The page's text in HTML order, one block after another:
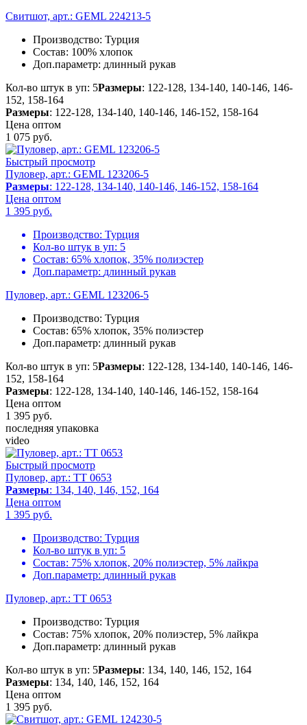
Свитшот, арт.: GEML 224213-5
Производство: Турция
Состав: 100% хлопок
Доп.параметр: длинный рукав
Кол-во штук в уп: 5Размеры: 122-128, 134-140, 140-146, 146-
152, 158-164
Размеры: 122-128, 134-140, 140-146, 146-152, 158-164
Цена оптом
1 075 руб.
Быстрый просмотр
Пуловер, арт.: GEML 123206-5
Размеры: 122-128, 134-140, 140-146, 146-152, 158-164
Цена оптом
1 395 руб.
Производство: Турция
Кол-во штук в уп: 5
Состав: 65% хлопок, 35% полиэстер
Доп.параметр: длинный рукав
Пуловер, арт.: GEML 123206-5
Производство: Турция
Состав: 65% хлопок, 35% полиэстер
Доп.параметр: длинный рукав
Кол-во штук в уп: 5Размеры: 122-128, 134-140, 140-146, 146-
152, 158-164
Размеры: 122-128, 134-140, 140-146, 146-152, 158-164
Цена оптом
1 395 руб.
последняя упаковка
video
Быстрый просмотр
Пуловер, арт.: TT 0653
Размеры: 134, 140, 146, 152, 164
Цена оптом
1 395 руб.
Производство: Турция
Кол-во штук в уп: 5
Состав: 75% хлопок, 20% полиэстер, 5% лайкра
Доп.параметр: длинный рукав
Пуловер, арт.: TT 0653
Производство: Турция
Состав: 75% хлопок, 20% полиэстер, 5% лайкра
Доп.параметр: длинный рукав
Кол-во штук в уп: 5Размеры: 134, 140, 146, 152, 164
Размеры: 134, 140, 146, 152, 164
Цена оптом
1 395 руб.